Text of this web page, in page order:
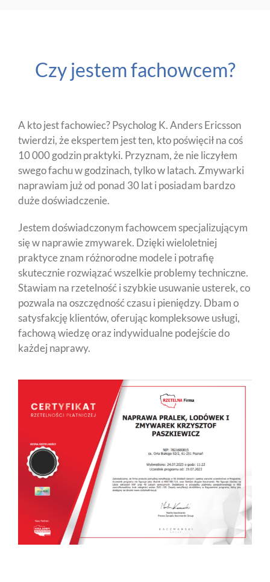
Czy jestem fachowcem?
A kto jest fachowiec? Psycholog K. Anders Ericsson
twierdzi, że ekspertem jest ten, kto poświęcił na coś
10 000 godzin praktyki. Przyznam, że nie liczyłem
swego fachu w godzinach, tylko w latach. Zmywarki
naprawiam już od ponad 30 lat i posiadam bardzo
duże doświadczenie.
Jestem doświadczonym fachowcem specjalizującym
się w naprawie zmywarek. Dzięki wieloletniej
praktyce znam różnorodne modele i potrafię
skutecznie rozwiązać wszelkie problemy techniczne.
Stawiam na rzetelność i szybkie usuwanie usterek, co
pozwala na oszczędność czasu i pieniędzy. Dbam o
satysfakcję klientów, oferując kompleksowe usługi,
fachową wiedzę oraz indywidualne podejście do
każdej naprawy.